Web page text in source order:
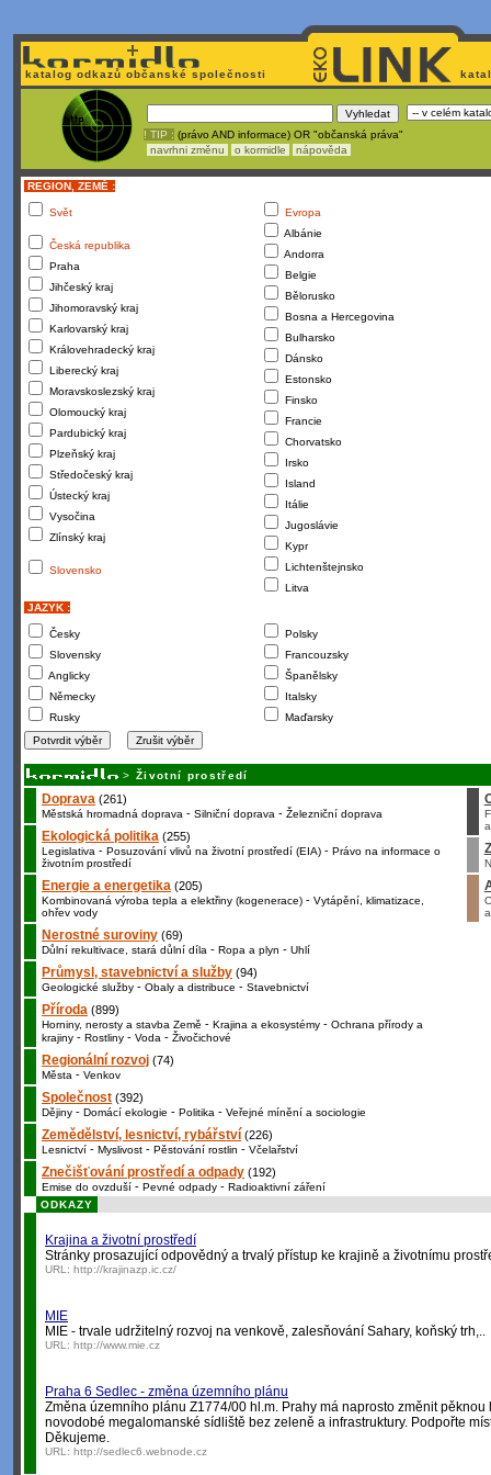
katalog odkazů občanské společnosti
! TIP : (právo AND informace) OR "občanská práva"
navrhni změnu
o kormidle nápověda
REGION, ZEMĚ :
Svět
Česká republika
Praha
Jihčeský kraj
Jihomoravský kraj
Karlovarský kraj
Královehradecký kraj
Liberecký kraj
Moravskoslezský kraj
Olomoucký kraj
Pardubický kraj
Plzeňský kraj
Středočeský kraj
Ústecký kraj
Vysočina
Zlínský kraj
Slovensko
Evropa
Albánie
Andorra
Belgie
Bělorusko
Bosna a Hercegovina
Bulharsko
Dánsko
Estonsko
Finsko
Francie
Chorvatsko
Irsko
Island
Itálie
Jugoslávie
Kypr
Lichtenštejnsko
Litva
JAZYK :
Česky
Slovensky
Anglicky
Německy
Rusky
Polsky
Francouzsky
Španělsky
Italsky
Maďarsky
> Životní prostředí
Doprava (261)
Městská hromadná doprava - Silniční doprava - Železniční doprava
Ekologická politika (255)
Legislativa - Posuzování vlivů na životní prostředí (EIA) - Právo na informace o
životním prostředí
Energie a energetika (205)
Kombinovaná výroba tepla a elektřiny (kogenerace) - Vytápění, klimatizace,
ohřev vody
Nerostné suroviny (69)
Důlní rekultivace, stará důlní díla - Ropa a plyn - Uhlí
Průmysl, stavebnictví a služby (94)
Geologické služby - Obaly a distribuce - Stavebnictví
Příroda (899)
Horniny, nerosty a stavba Země - Krajina a ekosystémy - Ochrana přírody a
krajiny - Rostliny - Voda - Živočichové
Regionální rozvoj (74)
Města - Venkov
Společnost (392)
Dějiny - Domácí ekologie - Politika - Veřejné mínění a sociologie
Zemědělství, lesnictví, rybářství (226)
Lesnictví - Myslivost - Pěstování rostlin - Včelařství
Znečišťování prostředí a odpady (192)
Emise do ovzduší - Pevné odpady - Radioaktivní záření
ODKAZY
Krajina a životní prostředí
Stránky prosazující odpovědný a trvalý přístup ke krajině a životnímu
URL: http://krajinazp.ic.cz/
MIE
MIE - trvale udržitelný rozvoj na venkově, zalesňování Sahary, koňský trh,..
URL: http://www.mie.cz
Praha 6 Sedlec - změna územního plánu
Změna územního plánu Z1774/00 hl.m. Prahy má naprosto změnit
novodobé megalomanské sídliště bez zeleně a infrastruktury. Podpořte
Děkujeme.
URL: http://sedlec6.webnode.cz